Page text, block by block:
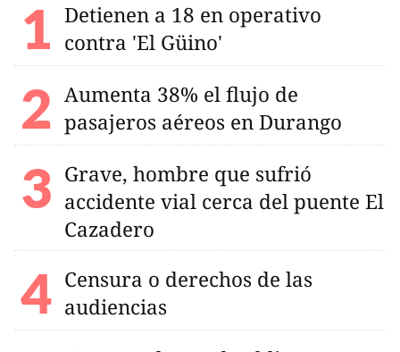
Detienen a 18 en operativo
contra 'El Güino'
Aumenta 38% el flujo de
pasajeros aéreos en Durango
Grave, hombre que sufrió
accidente vial cerca del puente El
Cazadero
Censura o derechos de las
audiencias